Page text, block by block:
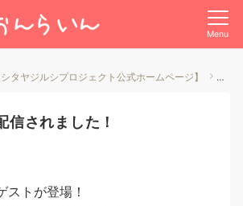
Menu
タヤジルシプロジェクト公式ホームページ】 投稿
信されました！
ストが登場！